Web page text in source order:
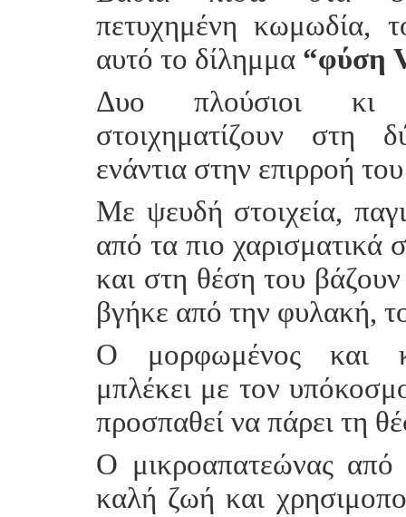
πετυχημένη κωμωδία,
αυτό το δίλημμα “φύση
Δυο πλούσιοι κι
στοιχηματίζουν στη
ενάντια στην επιρροή
Με ψευδή στοιχεία,
από τα πιο χαρισματικά
και στη θέση του
βγήκε από την φυλακή,
Ο μορφωμένος και
μπλέκει με τον
προσπαθεί να πάρει τη
Ο μικροαπατεώνας από
καλή ζωή και